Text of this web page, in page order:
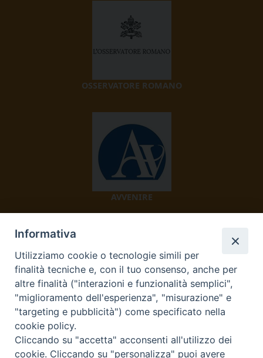
OSSERVATORE ROMANO
AVVENIRE
TV 2000
Informativa
Utilizziamo cookie o tecnologie simili per
finalità tecniche e, con il tuo consenso, anche per
altre finalità ("interazioni e funzionalità semplici",
"miglioramento dell'esperienza", "misurazione" e
"targeting e pubblicità") come specificato nella
cookie policy.
Cliccando su "accetta" acconsenti all'utilizzo dei
cookie. Cliccando su "personalizza" puoi avere